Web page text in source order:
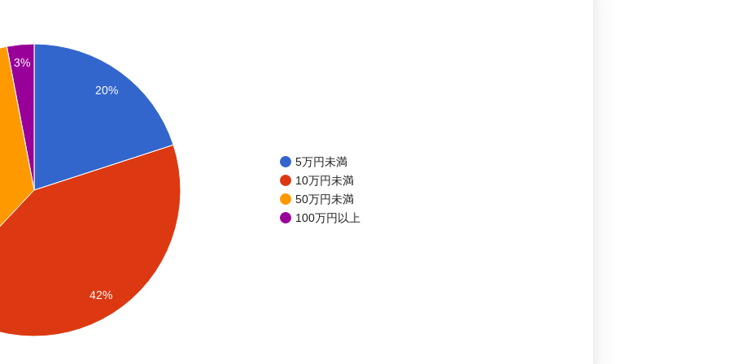
5万円未満
10万円未満
50万円未満
100万円以上
20%
3%
42%